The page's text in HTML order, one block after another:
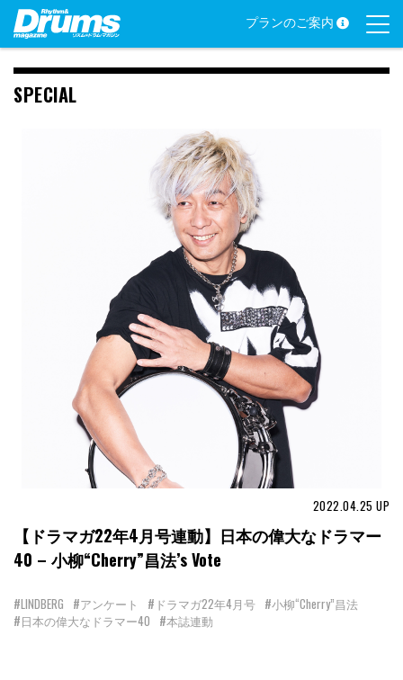
Skip
content
プランのご案内
SPECIAL
2022.04.25 UP
【ドラマガ22年4月号連動】日本の偉大なドラマー
40 – 小柳“Cherry”昌法’s Vote
#LINDBERG #アンケート #ドラマガ22年4月号 #小柳“Cherry”昌法
#日本の偉大なドラマー40 #本誌連動